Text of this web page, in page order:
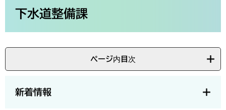
へ
下水道整備課
ページ内目次
新着情報